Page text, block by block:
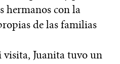
hermanos con la
de las familias
visita, Juanita tuvo un